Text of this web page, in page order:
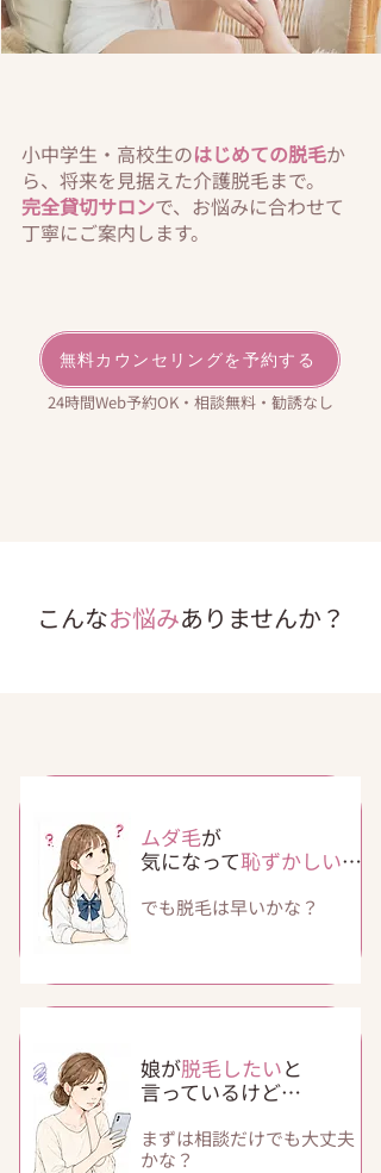
小中学生・高校生のはじめての脱毛か
ら、将来を見据えた介護脱毛まで。
完全貸切サロンで、お悩みに合わせて
丁寧にご案内します。
無料カウンセリングを予約する
24時間Web予約OK・相談無料・勧誘なし
こんなお悩みありませんか？
ムダ毛が
気になって恥ずかしい…
​でも脱毛は早いかな？
娘が脱毛したいと
言っているけど…
まずは相談だけでも​大丈夫
かな？